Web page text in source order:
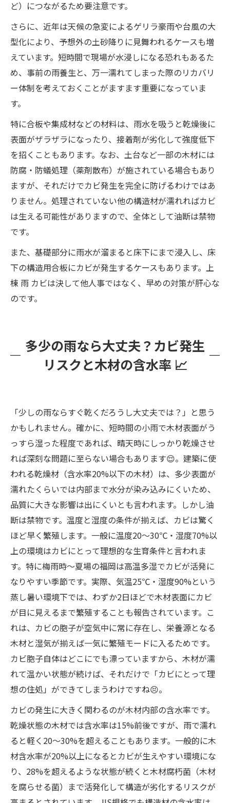
ど）につながるため要注意です。
さらに、近年は天候の急変によるゲリラ豪雨や台風の大
型化により、予想外の土砂降りに見舞われるケースも増
えています。短時間で現場が水浸しになる恐れもあるた
め、事前の雨養生と、万一濡れてしまった際のリカバリ
ー体制を考えておくことがますます重要になっていま
す。
特に合板や集成材などの材料は、雨水を吸うと乾燥後に
表面がザラザラになったり、接着剤が劣化して強度低下
を招くこともあります。なお、土台など一部の木材には
防腐・防蟻処理（薬剤散布）が施されている場合もあり
ますが、それだけでカビ発生を完全に防げるわけではあ
りません。処理されていない他の構造材が濡れればカビ
は生える可能性がありますので、全体として油断は禁物
です。
また、基礎部分に雨水が溜まると床下にまで浸入し、床
下の構造用合板にカビが発生するケースもあります。上
棟 雨 カビは決して他人事ではなく、早めの対策が肝心な
のです。
多少の雨なら大丈夫？カビ発生
リスクと木材の含水率 📈
「少しの雨ならすぐ乾くだろうし大丈夫では？」と思う
かもしれません。確かに、短時間の小雨で木材表面がう
っすら湿った程度であれば、晴天時にしっかり乾燥させ
れば深刻な問題に至らない場合もあります😌。建築に使
われる乾燥材（含水率20%以下の木材）は、多少表面が
濡れたくらいでは内部まで水分が染み込みにくいため、
品質に大きな影響は出にくいとも言われます。しかし油
断は禁物です。温度と湿度の条件が揃えば、カビは驚く
ほど早く繁殖します。一般に温度20〜30℃・湿度70%以
上の環境はカビにとって理想的な生育条件と言われま
す。特に梅雨時〜夏場の福岡は高温多湿でカビが活発に
なりやすい季節です。実際、気温25℃・湿度90%という
蒸し暑い環境下では、わずか2日ほどで木材表面にカビ
が目に見えるまで繁殖することも報告されています。こ
れは、カビの胞子が空気中に常に存在し、栄養源となる
木材と湿気が揃えば一気に繁殖モードに入るためです。
カビ胞子自体はどこにでも漂っていますから、木材が濡
れて温かい状態が続けば、それだけで「カビにとって理
想の住処」ができてしまうわけですね😣。
カビの発生に大きく関わるのが木材内部の含水率です。
乾燥状態の木材では含水率は15%前後ですが、雨で濡れ
ると軽く20〜30%を超えることもあります。一般的に木
材含水率が20%以上になるとカビが生えやすい環境にな
り、28%を超えるような状態が続くと木材腐朽菌（木材
を腐らせる菌）まで活発化して構造が劣化するリスクが